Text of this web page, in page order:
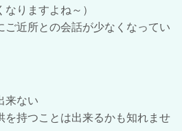
りますよね～）
ご近所との会話が少なくなってい
来ない
を持つことは出来るかも知れませ